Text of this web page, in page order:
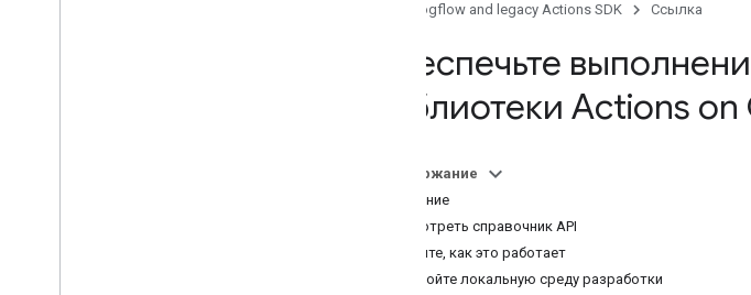
Dialogflow and legacy Actions SDK
Ссылка
Обеспечьте
библиотеки Actions
Содержание
Введение
Посмотреть справочник API
Поймите, как это работает
Настройте локальную среду разработки